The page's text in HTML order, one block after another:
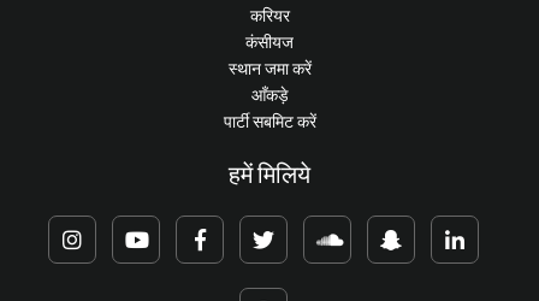
करियर
कंसीयज
स्थान जमा करें
आँकड़े
पार्टी सबमिट करें
हमें मिलिये